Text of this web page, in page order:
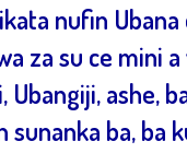
nufin Ubana
za su ce mini
Ubangiji, ashe,
sunanka ba, ba